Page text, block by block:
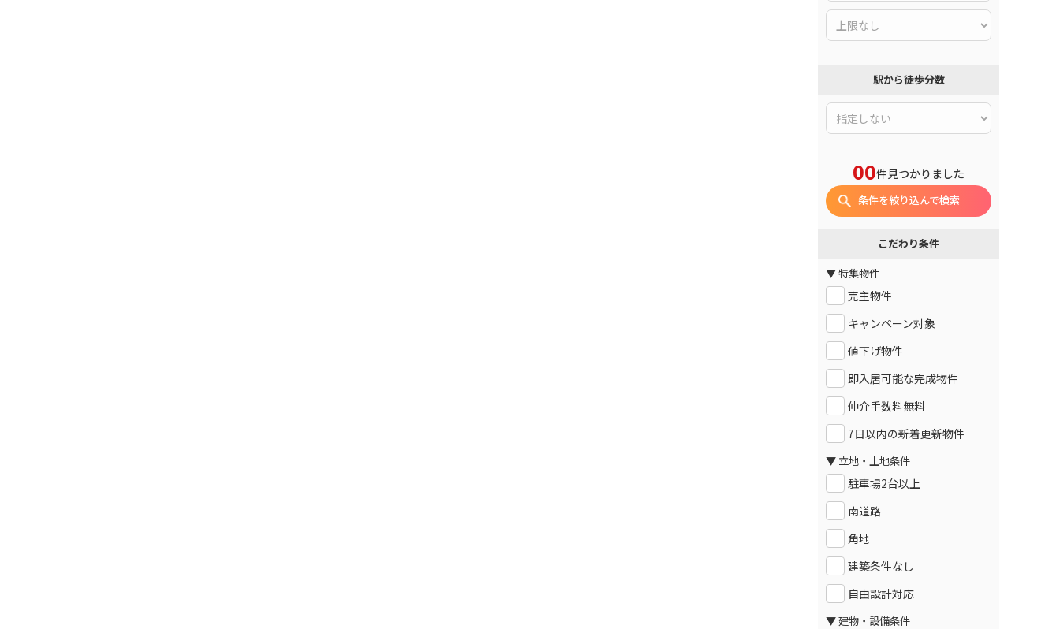
駅から徒歩分数
00件見つかりました
条件を絞り込んで検索
こだわり条件
▼ 特集物件
売主物件
キャンペーン対象
値下げ物件
即入居可能な完成物件
仲介手数料無料
7日以内の新着更新物件
▼ 立地・土地条件
駐車場2台以上
南道路
角地
建築条件なし
自由設計対応
▼ 建物・設備条件